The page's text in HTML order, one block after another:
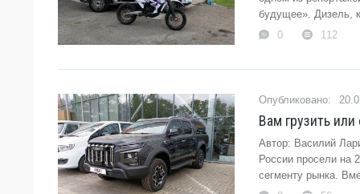
будущее». Дизель, к
0
112
Вам грузить
Автор: Василий
России просели на
сегменту рынка.